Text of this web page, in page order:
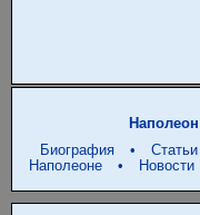
Наполеон I
Биография
• Статьи
Наполеоне
• Новости